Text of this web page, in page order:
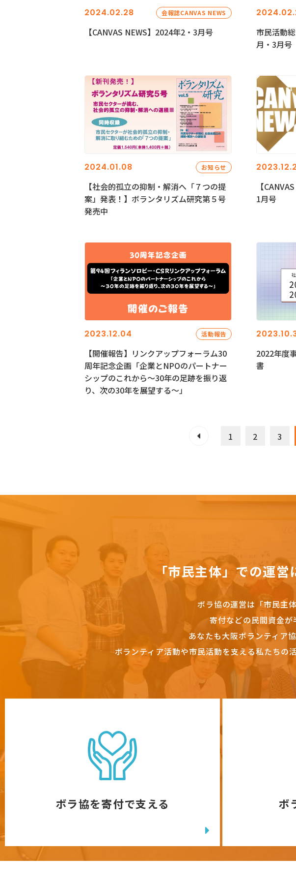
2024.02.28 会報誌CANVAS NEWS
【CANVAS NEWS】2024年2・3月号
市民活動
月・3月号
2024.01.08 お知らせ
【社会的孤立の抑制・解消へ「７つの提
案」発表！】ボランタリズム研究第５号
発売中
【
1月号
2023.12.04 活動報告
【開催報告】リンクアップフォーラム30
周年記念企画「企業とNPOのパートナー
シップのこれから～30年の足跡を振り返
り、次の30年を展望する～」
2022年度
書
1 2 3
「市民主体」での運
ボラ協の運営は「市民主体
寄付などの民間資金が
あなたも大阪ボランティア
ボランティア活動や市民活動を支える私たちの
ボラ協を寄付で支える ボ